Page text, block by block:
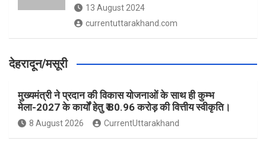
13 August 2024
currentuttarakhand.com
देहरादून/मसूरी
मुख्यमंत्री ने प्रदान की विकास योजनाओं के साथ ही कुम्भ
मेला-2027 के कार्यों हेतु ₹ 80.96 करोड़ की वित्तीय स्वीकृति।
8 August 2026 CurrentUttarakhand